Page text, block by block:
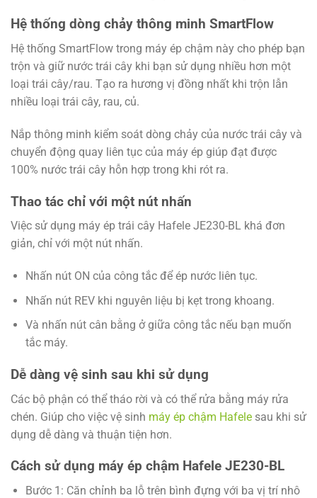
Hệ thống dòng chảy thông minh SmartFlow
Hệ thống SmartFlow trong máy ép chậm này cho phép bạn
trộn và giữ nước trái cây khi bạn sử dụng nhiều hơn một
loại trái cây/rau. Tạo ra hương vị đồng nhất khi trộn lẫn
nhiều loại trái cây, rau, củ.
Nắp thông minh kiểm soát dòng chảy của nước trái cây và
chuyển động quay liên tục của máy ép giúp đạt được
100% nước trái cây hỗn hợp trong khi rót ra.
Thao tác chỉ với một nút nhấn
Việc sử dụng máy ép trái cây Hafele JE230-BL khá đơn
giản, chỉ với một nút nhấn.
Nhấn nút ON của công tắc để ép nước liên tục.
Nhấn nút REV khi nguyên liệu bị kẹt trong khoang.
Và nhấn nút cân bằng ở giữa công tắc nếu bạn muốn
tắc máy.
Dễ dàng vệ sinh sau khi sử dụng
Các bộ phận có thể tháo rời và có thể rửa bằng máy rửa
chén. Giúp cho việc vệ sinh máy ép chậm Hafele sau khi sử
dụng dễ dàng và thuận tiện hơn.
Cách sử dụng máy ép chậm Hafele JE230-BL
Bước 1: Căn chỉnh ba lỗ trên bình đựng với ba vị trí nhô